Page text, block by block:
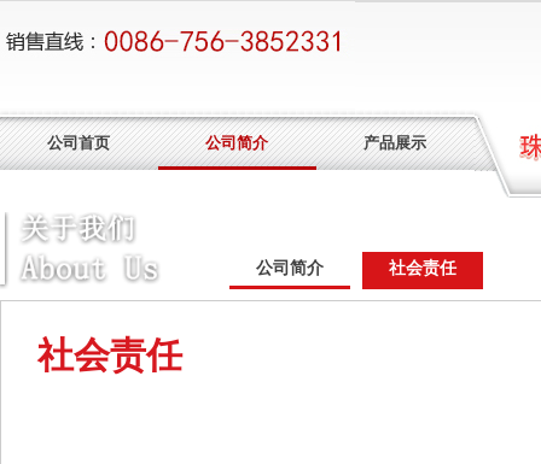
公司首页 公司简介 产品展示
公司简介 社会责任
社会责任